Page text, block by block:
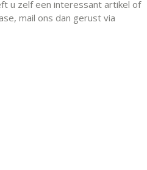
u zelf een interessant artikel of
mail ons dan gerust via